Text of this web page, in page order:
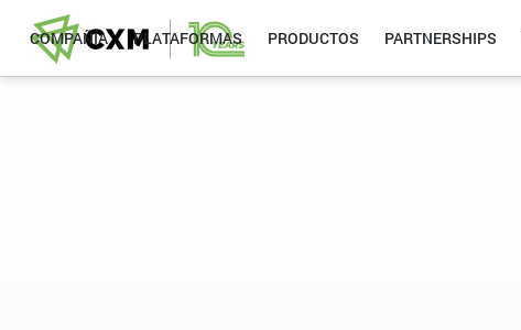
COMPAÑÍA PLATAFORMAS PRODUCTOS PARTNERSHIPS